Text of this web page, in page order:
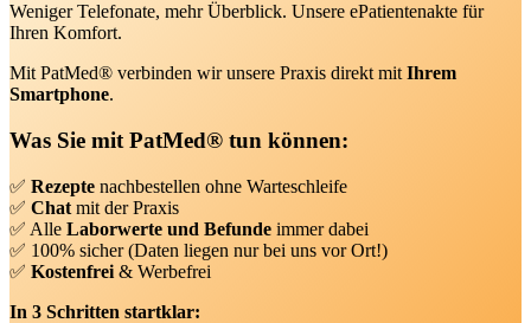
Weniger Telefonate, mehr Überblick. Unsere ePatientenakte für
Ihren Komfort.
Mit PatMed® verbinden wir unsere Praxis direkt mit Ihrem
Smartphone.
Was Sie mit PatMed® tun können:
✅ Rezepte nachbestellen ohne Warteschleife
✅ Chat mit der Praxis
✅ Alle Laborwerte und Befunde immer dabei
✅ 100% sicher (Daten liegen nur bei uns vor Ort!)
✅ Kostenfrei & Werbefrei
In 3 Schritten startklar: